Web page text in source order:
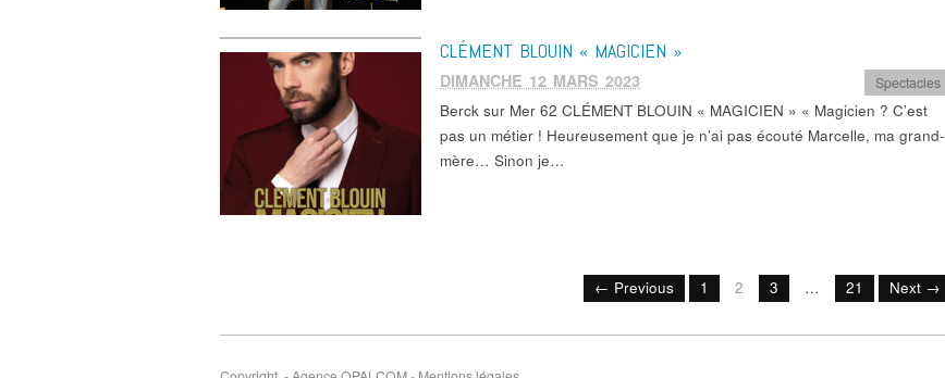
CLÉMENT BLOUIN « MAGICIEN »
DIMANCHE 12 MARS 2023 Spectacles
Berck sur Mer 62 CLÉMENT BLOUIN « MAGICIEN » « Magicien ? C’est
pas un métier ! Heureusement que je n’ai pas écouté Marcelle, ma grand-
mère… Sinon je…
← Previous 1 2 3 … 21 Next →